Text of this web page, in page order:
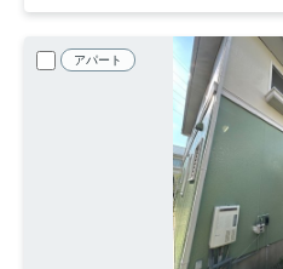
アパート